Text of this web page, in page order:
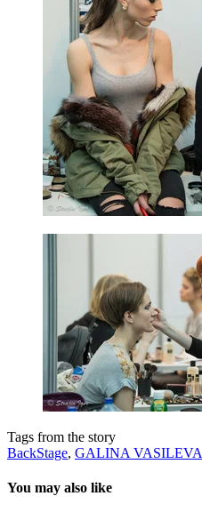
Tags from the story
BackStage, GALINA VASILEVA
You may also like